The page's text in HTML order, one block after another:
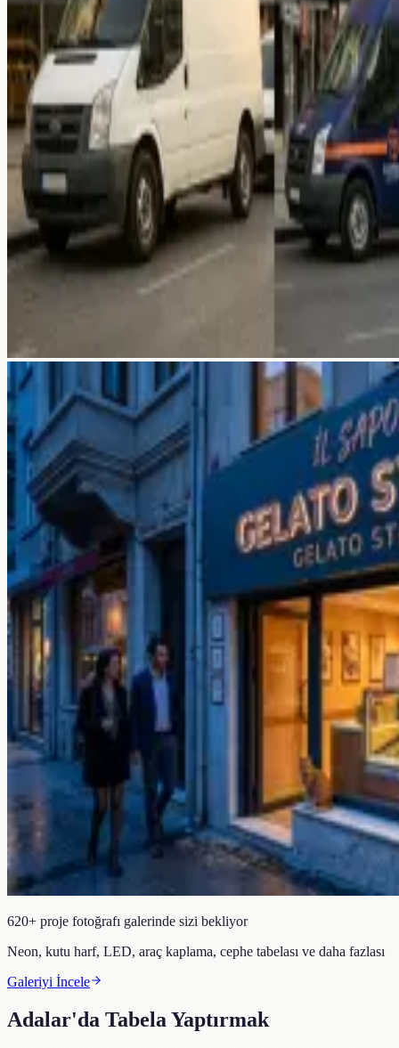
620+ proje fotoğrafı galerinde sizi bekliyor
Neon, kutu harf, LED, araç kaplama, cephe tabelası ve daha fazlası
Galeriyi İncele
Adalar'da Tabela Yaptırmak